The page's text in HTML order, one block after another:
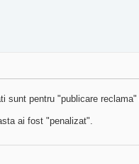
sunt pentru "publicare reclama"
ai fost "penalizat".